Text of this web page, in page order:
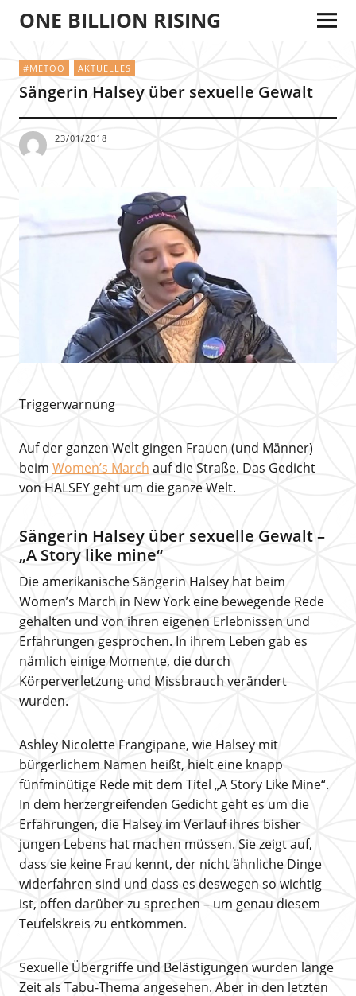
ONE BILLION RISING
#METOO AKTUELLES
Sängerin Halsey über sexuelle Gewalt
23/01/2018
Triggerwarnung
Auf der ganzen Welt gingen Frauen (und Männer)
beim Women’s March auf die Straße. Das Gedicht
von HALSEY geht um die ganze Welt.
Sängerin Halsey über sexuelle Gewalt –
„A Story like mine“
Die amerikanische Sängerin Halsey hat beim
Women’s March in New York eine bewegende Rede
gehalten und von ihren eigenen Erlebnissen und
Erfahrungen gesprochen. In ihrem Leben gab es
nämlich einige Momente, die durch
Körperverletzung und Missbrauch verändert
wurden.
Ashley Nicolette Frangipane, wie Halsey mit
bürgerlichem Namen heißt, hielt eine knapp
fünfminütige Rede mit dem Titel „A Story Like Mine“.
In dem herzergreifenden Gedicht geht es um die
Erfahrungen, die Halsey im Verlauf ihres bisher
jungen Lebens hat machen müssen. Sie zeigt auf,
dass sie keine Frau kennt, der nicht ähnliche Dinge
widerfahren sind und dass es deswegen so wichtig
ist, offen darüber zu sprechen – um genau diesem
Teufelskreis zu entkommen.
Sexuelle Übergriffe und Belästigungen wurden lange
Zeit als Tabu-Thema angesehen. Aber in den letzten